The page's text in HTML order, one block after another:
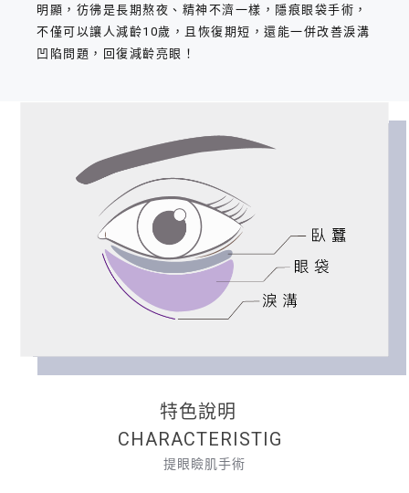
明顯，彷彿是長期熬夜、精神不濟一樣，隱痕眼袋手術，
不僅可以讓人減齡10歲，且恢復期短，還能一併改善淚溝
凹陷問題，回復減齡亮眼！
特色說明
CHARACTERISTIG
提眼瞼肌手術